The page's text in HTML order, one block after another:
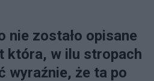
nie zostało opisane
która, w ilu stropach
wyraźnie, że ta po